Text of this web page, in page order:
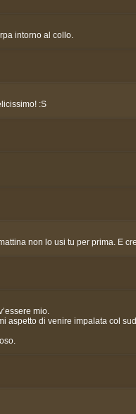
intorno al collo.
:S
non lo usi tu per prima. E
mio.
aspetto di venire impalata col